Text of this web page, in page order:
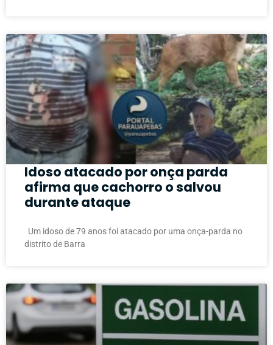
Idoso atacado por onça parda
afirma que cachorro o salvou
durante ataque
Um idoso de 79 anos foi atacado por uma onça-parda no
distrito de Barra